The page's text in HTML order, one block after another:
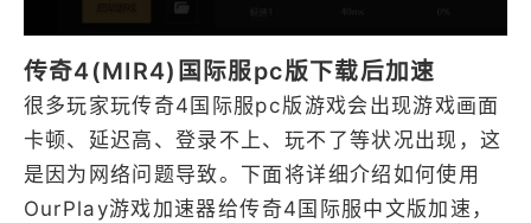
传奇4(MIR4)国际服pc版下载后加速
很多玩家玩传奇4国际服pc版游戏会出现游戏画面
卡顿、延迟高、登录不上、玩不了等状况出现，这
是因为网络问题导致。下面将详细介绍如何使用
OurPlay游戏加速器给传奇4国际服中文版加速，